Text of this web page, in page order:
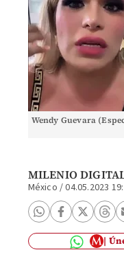
Wendy Guevara
MILENIO
México /04.05.2023